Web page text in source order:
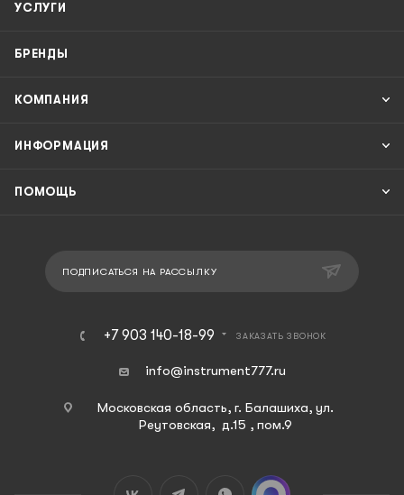
УСЛУГИ
БРЕНДЫ
КОМПАНИЯ
ИНФОРМАЦИЯ
ПОМОЩЬ
ПОДПИСАТЬСЯ НА РАССЫЛКУ
+7 903 140-18-99 ЗАКАЗАТЬ ЗВОНОК
info@instrument777.ru
Московская область, г. Балашиха, ул.
Реутовская, д.15 , пом.9